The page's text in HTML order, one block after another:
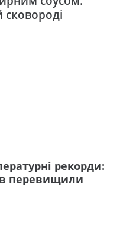
сковороді
рекорди:
перевищили